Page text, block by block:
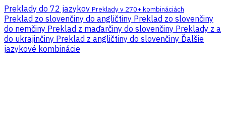
Preklady do 72 jazykov Preklady v 270+ kombináciách
Preklad zo slovenčiny do angličtiny Preklad zo slovenčiny
do nemčiny Preklad z maďarčiny do slovenčiny Preklady z a
do ukrajinčiny Preklad z angličtiny do slovenčiny Ďalšie
jazykové kombinácie